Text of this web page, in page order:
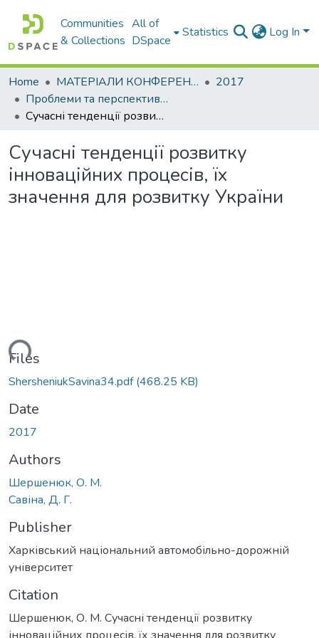
Communities
& Collections
All of
DSpace
Statistics Log In
Home МАТЕРІАЛИ КОНФЕРЕНЦІЙ
2017
Проблеми та перспективи розвитку підприємництва
Сучасні тенденції розвитку інноваційних процесів, їх значення для розвитку України
Сучасні тенденції розвитку
інноваційних процесів, їх
значення для розвитку України
Files
ShersheniukSavina34.pdf(468.25 KB)
Date
2017
Authors
Шершенюк, О. М.
Савіна, Д. Г.
Publisher
Харківський національний автомобільно-дорожній
університет
Citation
Шершенюк, О. М. Сучасні тенденції розвитку